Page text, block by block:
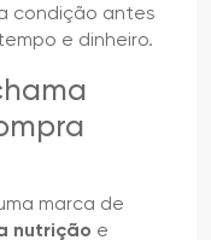
condição antes
e dinheiro.
marca de
nutrição e